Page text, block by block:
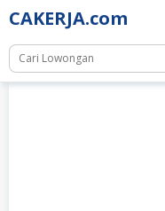
Skip
to
content
CAKERJA.com